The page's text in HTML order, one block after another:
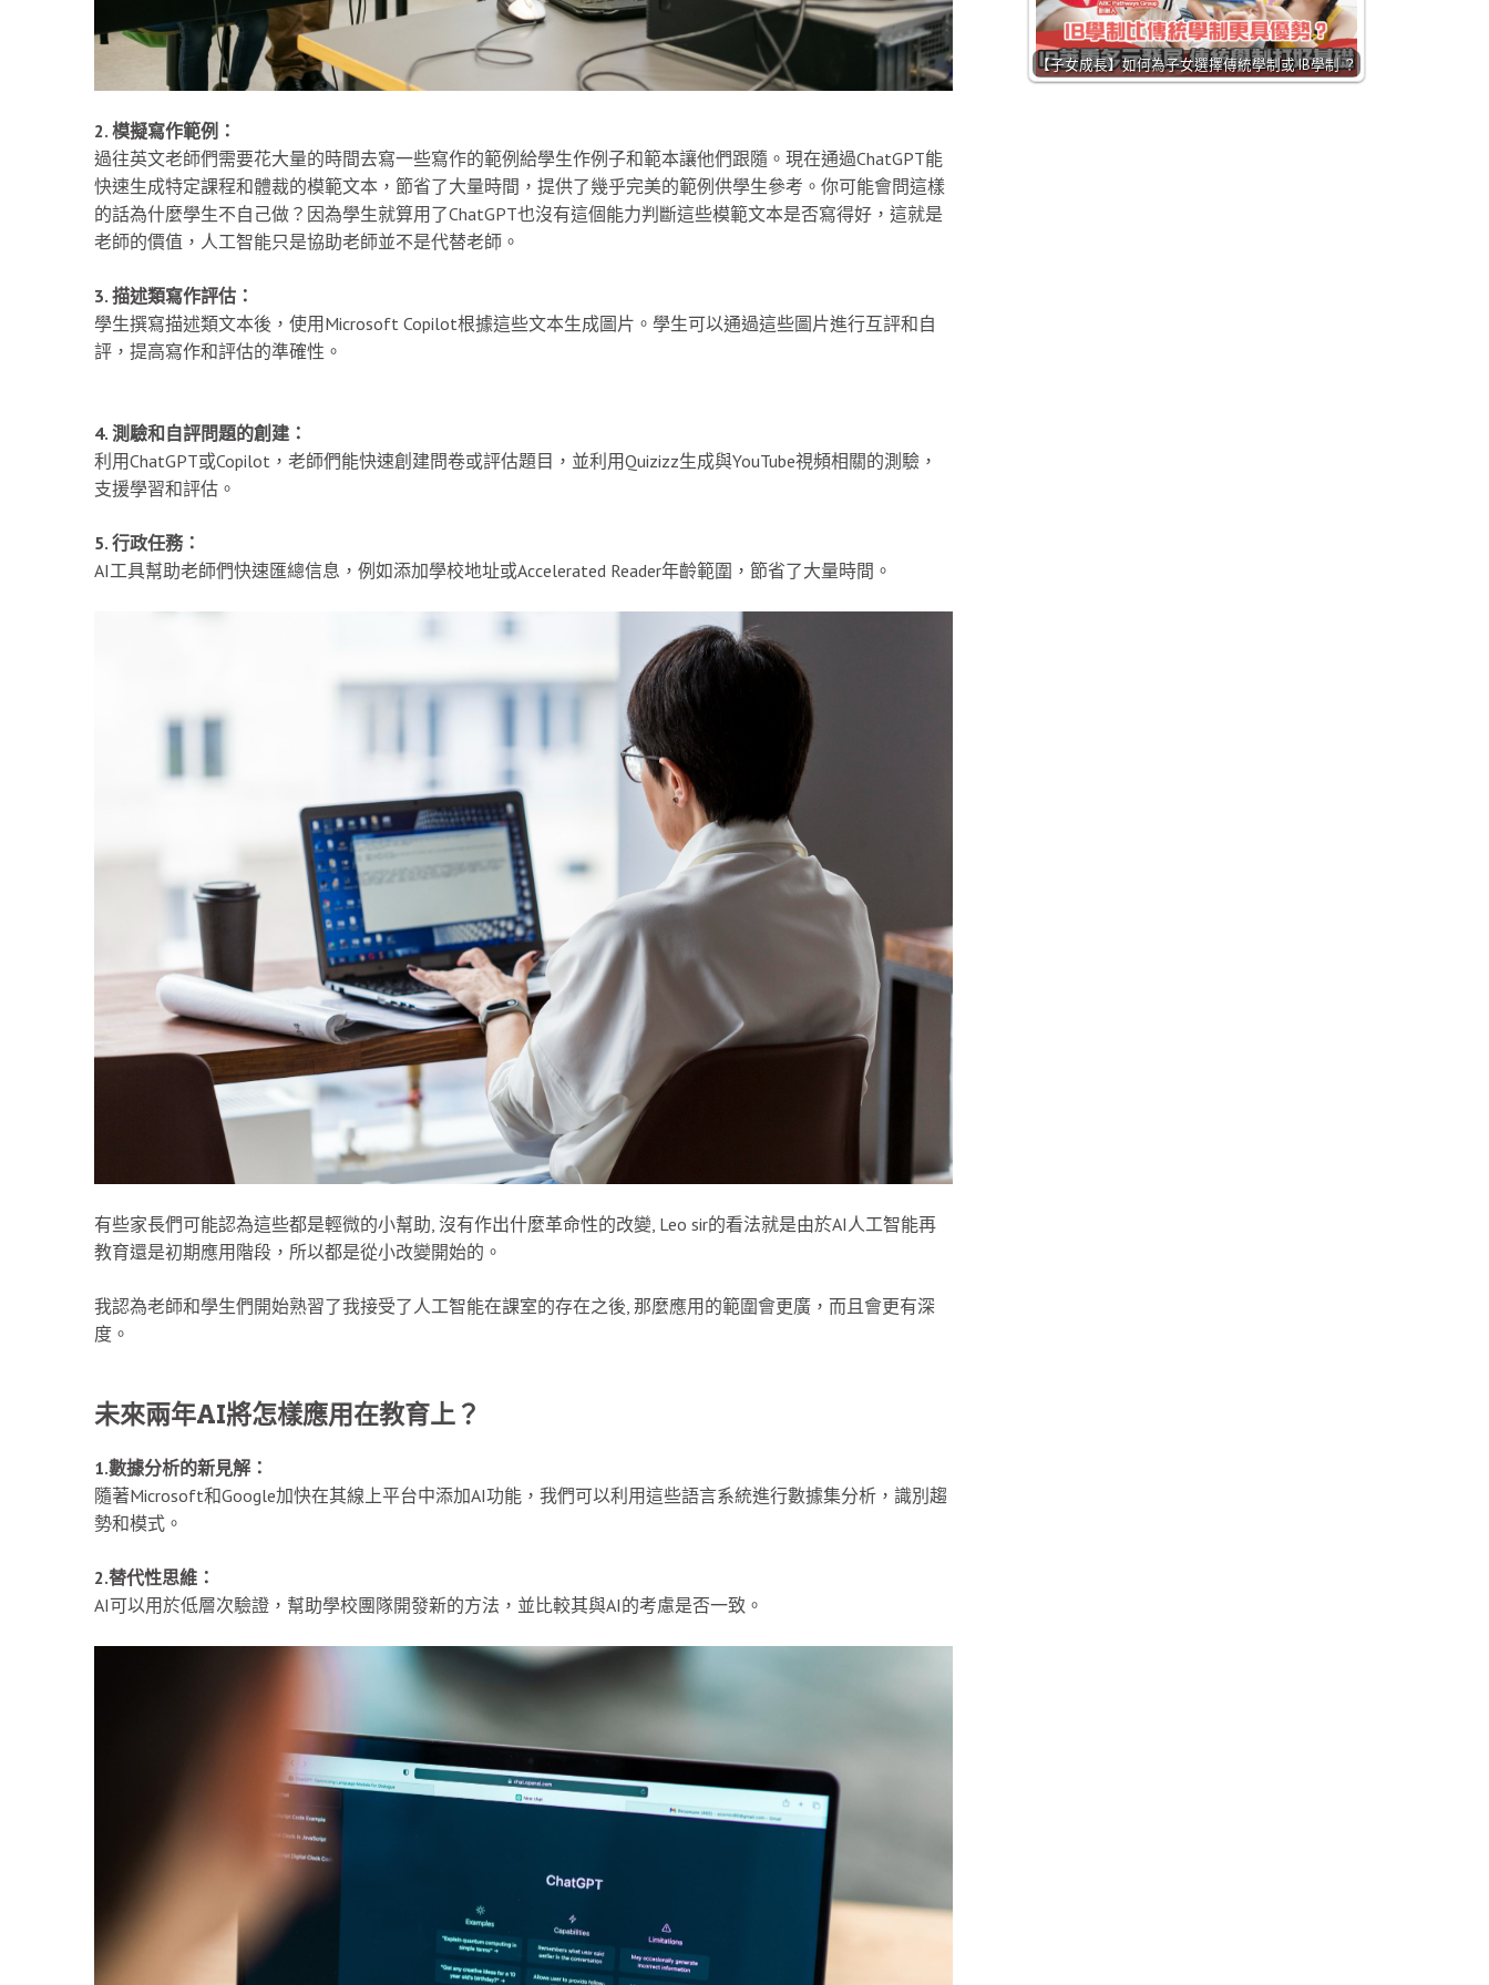
2. 模擬寫作範例：
過往英文老師們需要花大量的時間去寫一些寫作的範例給學生作例子和範本讓他們跟隨。現在通過ChatGPT能
快速生成特定課程和體裁的模範文本，節省了大量時間，提供了幾乎完美的範例供學生參考。你可能會問這樣
的話為什麼學生不自己做？因為學生就算用了ChatGPT也沒有這個能力判斷這些模範文本是否寫得好，這就是
老師的價值，人工智能只是協助老師並不是代替老師。
3. 描述類寫作評估：
學生撰寫描述類文本後，使用Microsoft Copilot根據這些文本生成圖片。學生可以通過這些圖片進行互評和自
評，提高寫作和評估的準確性。
4. 測驗和自評問題的創建：
利用ChatGPT或Copilot，老師們能快速創建問卷或評估題目，並利用Quizizz生成與YouTube視頻相關的測驗，
支援學習和評估。
5. 行政任務：
AI工具幫助老師們快速匯總信息，例如添加學校地址或Accelerated Reader年齡範圍，節省了大量時間。
有些家長們可能認為這些都是輕微的小幫助, 沒有作出什麼革命性的改變, Leo sir的看法就是由於AI人工智能再
教育還是初期應用階段，所以都是從小改變開始的。
我認為老師和學生們開始熟習了我接受了人工智能在課室的存在之後, 那麼應用的範圍會更廣，而且會更有深
度。
未來兩年AI將怎樣應用在教育上？
1.數據分析的新見解：
隨著Microsoft和Google加快在其線上平台中添加AI功能，我們可以利用這些語言系統進行數據集分析，識別趨
勢和模式。
2.替代性思維：
AI可以用於低層次驗證，幫助學校團隊開發新的方法，並比較其與AI的考慮是否一致。
【子女成長】如何為子女選擇傳統學制或 IB學制 ？